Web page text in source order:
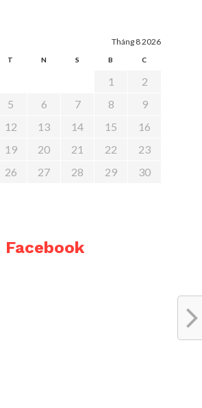
Tháng 8 2026
T N S B C
1
2
5 6 7 8
9
12 13 14 15
16
19 20 21 22
23
26 27 28 29
30
Facebook